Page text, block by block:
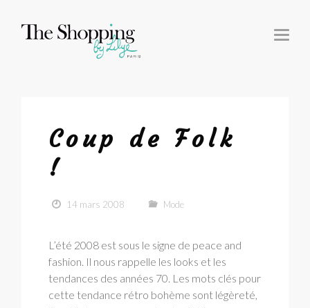
T
O
Coup de Folk
!
14 mars 2008 Mode
L’été 2008 est sous le signe de peace and
fashion. Il nous rappelle les looks et les
tendances des années 70. Les mots clés pour
cette tendance rétro bohème sont légèreté,